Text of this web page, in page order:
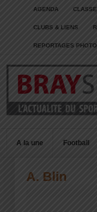
AGENDA
CLUBS & LIENS
REPORTAGES
A la une Football
A. Blin